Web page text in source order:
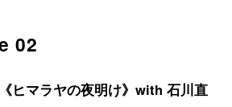
02
ヒマラヤの夜明け》with 石川直